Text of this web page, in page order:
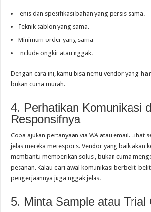
Jenis dan spesifikasi bahan yang persis sama.
Teknik sablon yang sama.
Minimum order yang sama.
Include ongkir atau nggak.
Dengan cara ini, kamu bisa nemu vendor yang
bukan cuma murah.
4. Perhatikan Komunikasi
Responsifnya
Coba ajukan pertanyaan via WA atau email. Lihat
jelas mereka merespons. Vendor yang baik akan
membantu memberikan solusi, bukan cuma
pesanan. Kalau dari awal komunikasi berbelit-
pengerjaannya juga nggak jelas.
5. Minta Sample atau Trial